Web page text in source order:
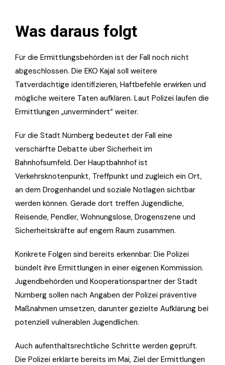
Was daraus folgt
Für die Ermittlungsbehörden ist der Fall noch nicht
abgeschlossen. Die EKO Kajal soll weitere
Tatverdächtige identifizieren, Haftbefehle erwirken und
mögliche weitere Taten aufklären. Laut Polizei laufen die
Ermittlungen „unvermindert“ weiter.
Für die Stadt Nürnberg bedeutet der Fall eine
verschärfte Debatte über Sicherheit im
Bahnhofsumfeld. Der Hauptbahnhof ist
Verkehrsknotenpunkt, Treffpunkt und zugleich ein Ort,
an dem Drogenhandel und soziale Notlagen sichtbar
werden können. Gerade dort treffen Jugendliche,
Reisende, Pendler, Wohnungslose, Drogenszene und
Sicherheitskräfte auf engem Raum zusammen.
Konkrete Folgen sind bereits erkennbar: Die Polizei
bündelt ihre Ermittlungen in einer eigenen Kommission.
Jugendbehörden und Kooperationspartner der Stadt
Nürnberg sollen nach Angaben der Polizei präventive
Maßnahmen umsetzen, darunter gezielte Aufklärung bei
potenziell vulnerablen Jugendlichen.
Auch aufenthaltsrechtliche Schritte werden geprüft.
Die Polizei erklärte bereits im Mai, Ziel der Ermittlungen